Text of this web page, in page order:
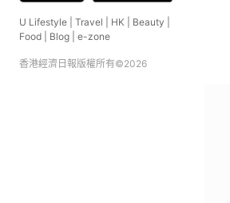
U Lifestyle Travel HK Beauty
Food
Blog e-zone
香港經濟日報版權所有©2026